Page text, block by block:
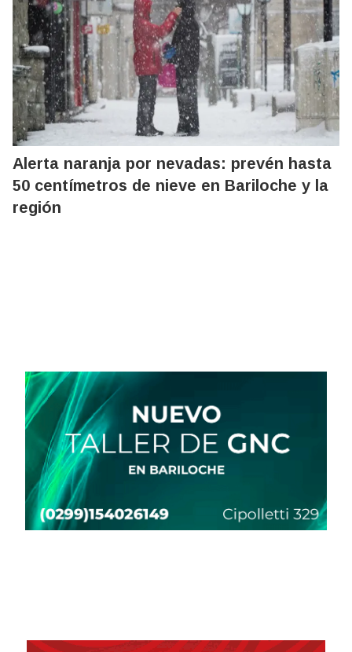
Alerta naranja por nevadas: prevén hasta
50 centímetros de nieve en Bariloche y la
región